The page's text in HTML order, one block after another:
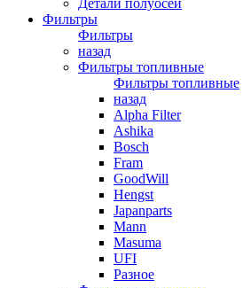
Детали полуосей
Фильтры
Фильтры
назад
Фильтры топливные
Фильтры топливные
назад
Alpha Filter
Ashika
Bosch
Fram
GoodWill
Hengst
Japanparts
Mann
Masuma
UFI
Разное